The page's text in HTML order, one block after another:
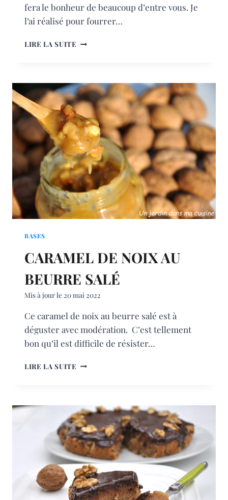
fera le bonheur de beaucoup d’entre vous. Je
l’ai réalisé pour fourrer…
LIRE LA SUITE CARAMEL
AU
BEURRE
SALÉ
BASES
CARAMEL DE NOIX AU
BEURRE SALÉ
Mis à jour le 20 mai 2022
Ce caramel de noix au beurre salé est à
déguster avec modération. C’est tellement
bon qu’il est difficile de résister…
LIRE LA SUITE CARAMEL
BEURRE
SALÉ